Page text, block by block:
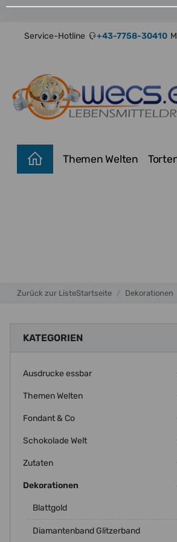
Service-Hotline +43-7758-30410
Themen Welten
Zurück zur ListeStartseite Dekorationen
KATEGORIEN
Ausdrucke essbar
Themen Welten
Fondant & Co
Schokolade Welt
Zutaten
Dekorationen
Blattgold
Diamantenband Glitzerband